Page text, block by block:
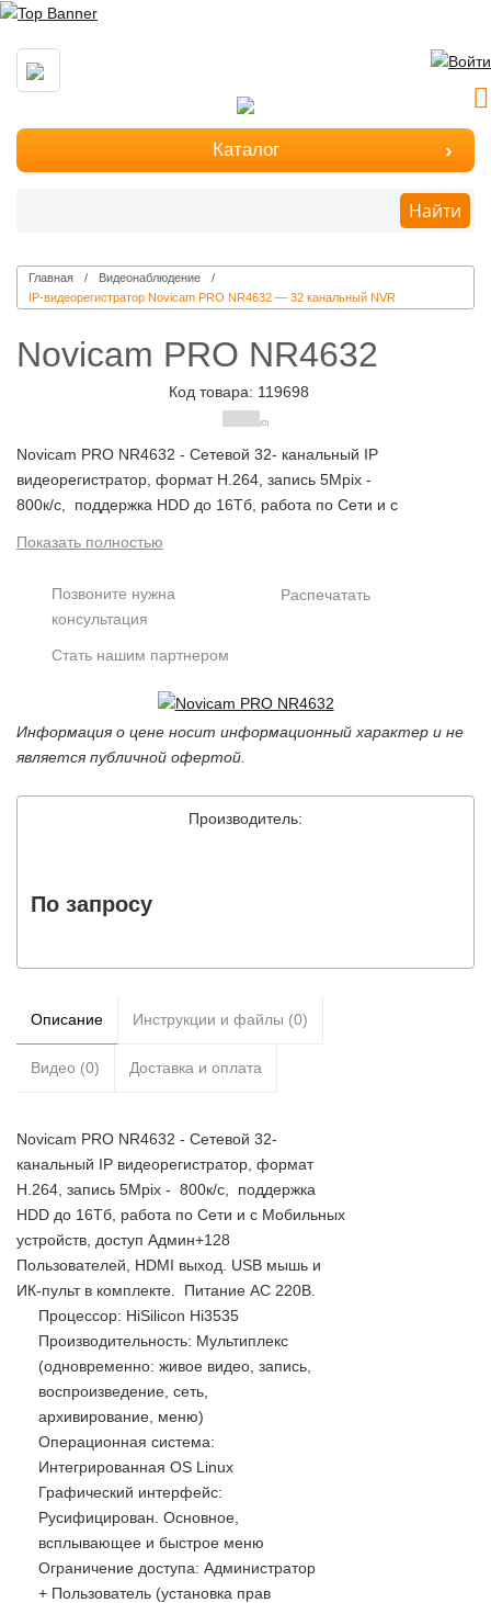
Каталог
Найти
Главная
Видеонаблюдение
IP-видеорегистратор Novicam PRO NR4632 — 32 канальный NVR
Novicam PRO NR4632
Код товара: 119698
(0)
Novicam PRO NR4632 - Сетевой 32- канальный IP
видеорегистратор, формат H.264, запись 5Mpix -
800к/с, поддержка HDD до 16Tб, работа по Сети и с
Пользователей, HDMI выход. USB мышь и ИК-пульт в
Показать полностью
Позвоните нужна
консультация
Распечатать
Стать нашим партнером
Информация о цене носит информационный характер и не
является публичной офертой.
Производитель:
По запросу
Описание Инструкции и файлы (0)
Видео (0) Доставка и оплата
Novicam PRO NR4632 - Сетевой 32-
канальный IP видеорегистратор, формат
H.264, запись 5Mpix - 800к/с, поддержка
HDD до 16Tб, работа по Сети и с Мобильных
устройств, доступ Админ+128
Пользователей, HDMI выход. USB мышь и
ИК-пульт в комплекте. Питание АС 220В.
Процессор: HiSilicon Hi3535
Производительность: Мультиплекс
(одновременно: живое видео, запись,
воспроизведение, сеть,
архивирование, меню)
Операционная система:
Интегрированная OS Linux
Графический интерфейс:
Русифицирован. Основное,
всплывающее и быстрое меню
Ограничение доступа: Администратор
+ Пользователь (установка прав